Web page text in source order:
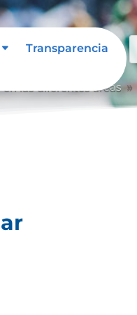
Transparencia
las diferentes áreas 9